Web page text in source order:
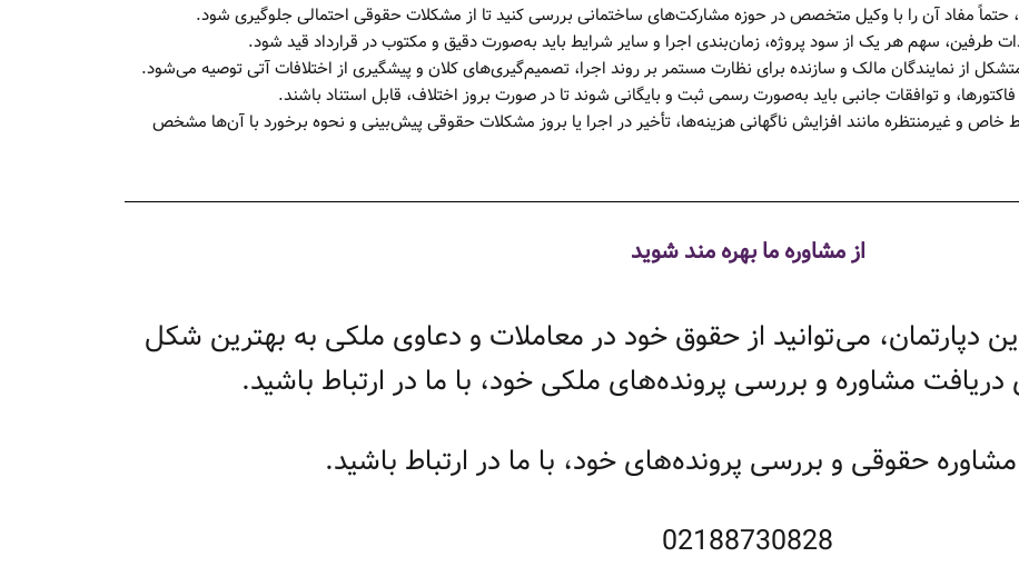
مفاد آن را با وکیل متخصص در حوزه مشارکت‌های ساختمانی بررسی کنید تا از مشکلات حقوقی احتمالی جلوگیری شود.
طرفین، سهم هر یک از سود پروژه، زمان‌بندی اجرا و سایر شرایط باید به‌صورت دقیق و مکتوب در قرارداد قید شود.
از نمایندگان مالک و سازنده برای نظارت مستمر بر روند اجرا، تصمیم‌گیری‌های کلان و پیشگیری از اختلافات آتی توصیه می‌شود.
و توافقات جانبی باید به‌صورت رسمی ثبت و بایگانی شوند تا در صورت بروز اختلاف، قابل استناد باشند.
خاص و غیرمنتظره مانند افزایش ناگهانی هزینه‌ها، تأخیر در اجرا یا بروز مشکلات حقوقی پیش‌بینی و نحوه برخورد با آن‌ها مشخص
از مشاوره ما بهره مند شوید
دپارتمان، می‌توانید از حقوق خود در معاملات و دعاوی ملکی به بهترین شکل
مشاوره و بررسی پرونده‌های ملکی خود، با ما در ارتباط باشید.
حقوقی و بررسی پرونده‌های خود، با ما در ارتباط باشید.
02188730828